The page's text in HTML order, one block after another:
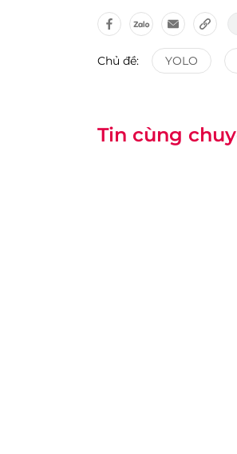
Chủ đề: YOLO
Tin cùng